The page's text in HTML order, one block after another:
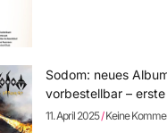
Sodom: neues
vorbestellbar –
11. April 2025 Keine